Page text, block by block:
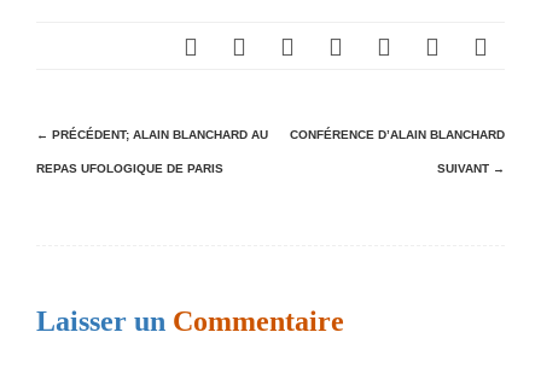
N
a
a
← PRÉCÉDENT; ALAIN BLANCHARD AU
REPAS UFOLOGIQUE DE PARIS
CONFÉRENCE D’ALAIN BLANCHARD
SUIVANT →
Laisser un Commentaire